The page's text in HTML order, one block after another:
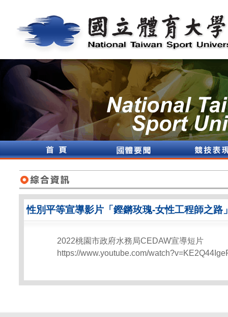
性別平等宣導影片「鏗鏘玫瑰-女性工程師之路
2022桃園市政府水務局CEDAW宣導短片
https://www.youtube.com/